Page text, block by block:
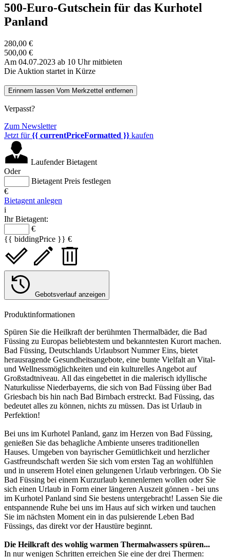
500-Euro-Gutschein für das Kurhotel
Panland
280,00 €
500,00 €
Am 04.07.2023 ab 10 Uhr mitbieten
Die Auktion startet in Kürze
Erinnern lassen Vom Merkzettel entfernen
Verpasst?
Zum Newsletter
Jetzt für{{ currentPriceFormatted }} kaufen
Laufender Bietagent
Oder
Bietagent Preis festlegen
€
Bietagent anlegen
i
Ihr Bietagent:
€
{{ biddingPrice }} €
Gebotsverlauf anzeigen
Produktinformationen
Spüren Sie die Heilkraft der berühmten Thermalbäder, die Bad
Füssing zu Europas beliebtestem und bekanntesten Kurort machen.
Bad Füssing, Deutschlands Urlaubsort Nummer Eins, bietet
herausragende Gesundheitsangebote, eine bunte Vielfalt an Vital-
und Wellnessmöglichkeiten und ein kulturelles Angebot auf
Großstadtniveau. All das eingebettet in die malerisch idyllische
Naturkulisse Niederbayerns, die sich von Bad Füssing über Bad
Griesbach bis hin nach Bad Birnbach erstreckt. Bad Füssing, das
bedeutet alles zu können, nichts zu müssen. Das ist Urlaub in
Perfektion!
Bei uns im Kurhotel Panland, ganz im Herzen von Bad Füssing,
genießen Sie das behagliche Ambiente unseres traditionellen
Hauses. Umgeben von bayrischer Gemütlichkeit und herzlicher
Gastfreundschaft werden Sie sich vom ersten Tag an wohlfühlen
und in unserem Hotel einen gelungenen Urlaub verbringen. Ob Sie
Bad Füssing bei einem Kurzurlaub kennenlernen wollen oder Sie
sich einen Urlaub in Form einer längeren Auszeit gönnen - bei uns
im Kurhotel Panland sind Sie bestens untergebracht! Lassen Sie die
entspannende Ruhe bei uns im Haus auf sich wirken und tauchen
Sie im nächsten Moment ein in das pulsierende Leben Bad
Füssings, das direkt vor der Haustüre beginnt.
Die Heilkraft des wohlig warmen Thermalwassers spüren...
In nur wenigen Schritten erreichen Sie eine der drei Thermen: